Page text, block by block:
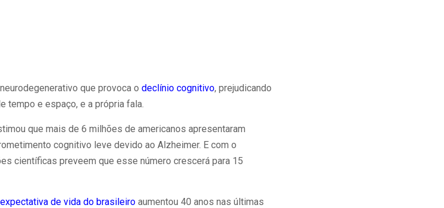
que provoca o declínio cognitivo, prejudicando
tempo e espaço, e a própria fala.
que mais de 6 milhões de americanos apresentaram
cognitivo leve devido ao Alzheimer. E com o
científicas preveem que esse número crescerá para 15
expectativa de vida do brasileiroaumentou 40 anos nas últimas